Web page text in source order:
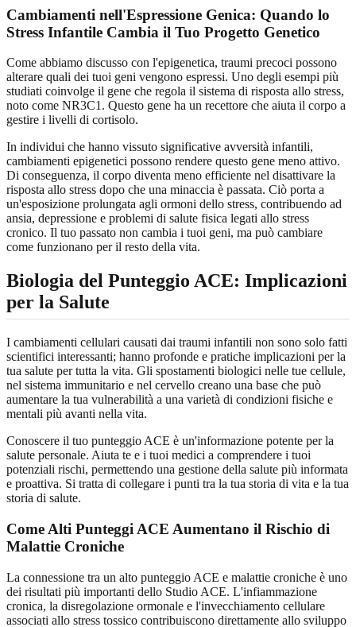
Cambiamenti nell'Espressione Genica: Quando lo
Stress Infantile Cambia il Tuo Progetto Genetico
Come abbiamo discusso con l'epigenetica, traumi precoci possono
alterare quali dei tuoi geni vengono espressi. Uno degli esempi più
studiati coinvolge il gene che regola il sistema di risposta allo stress,
noto come NR3C1. Questo gene ha un recettore che aiuta il corpo a
gestire i livelli di cortisolo.
In individui che hanno vissuto significative avversità infantili,
cambiamenti epigenetici possono rendere questo gene meno attivo.
Di conseguenza, il corpo diventa meno efficiente nel disattivare la
risposta allo stress dopo che una minaccia è passata. Ciò porta a
un'esposizione prolungata agli ormoni dello stress, contribuendo ad
ansia, depressione e problemi di salute fisica legati allo stress
cronico. Il tuo passato non cambia i tuoi geni, ma può cambiare
come funzionano per il resto della vita.
Biologia del Punteggio ACE: Implicazioni
per la Salute
I cambiamenti cellulari causati dai traumi infantili non sono solo fatti
scientifici interessanti; hanno profonde e pratiche implicazioni per la
tua salute per tutta la vita. Gli spostamenti biologici nelle tue cellule,
nel sistema immunitario e nel cervello creano una base che può
aumentare la tua vulnerabilità a una varietà di condizioni fisiche e
mentali più avanti nella vita.
Conoscere il tuo punteggio ACE è un'informazione potente per la
salute personale. Aiuta te e i tuoi medici a comprendere i tuoi
potenziali rischi, permettendo una gestione della salute più informata
e proattiva. Si tratta di collegare i punti tra la tua storia di vita e la tua
storia di salute.
Come Alti Punteggi ACE Aumentano il Rischio di
Malattie Croniche
La connessione tra un alto punteggio ACE e malattie croniche è uno
dei risultati più importanti dello Studio ACE. L'infiammazione
cronica, la disregolazione ormonale e l'invecchiamento cellulare
associati allo stress tossico contribuiscono direttamente allo sviluppo